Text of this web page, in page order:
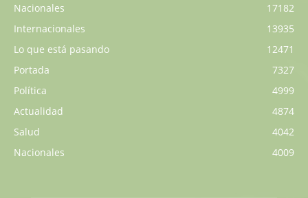
Nacionales
17182
Internacionales
13935
Lo que está pasando
12471
Portada
7327
Política
4999
Actualidad
4874
Salud
4042
Nacionales
4009